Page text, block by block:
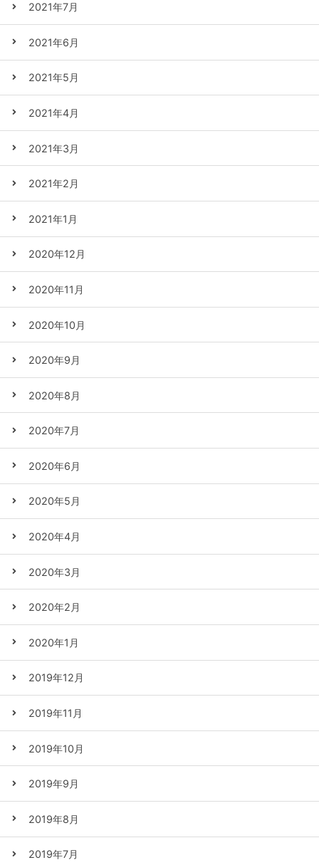
2021年7月
2021年6月
2021年5月
2021年4月
2021年3月
2021年2月
2021年1月
2020年12月
2020年11月
2020年10月
2020年9月
2020年8月
2020年7月
2020年6月
2020年5月
2020年4月
2020年3月
2020年2月
2020年1月
2019年12月
2019年11月
2019年10月
2019年9月
2019年8月
2019年7月